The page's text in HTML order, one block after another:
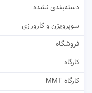
دسته‌بندی نشده
سوپرویژن و کارورزی
فروشگاه
کارگاه
کارگاه MMT